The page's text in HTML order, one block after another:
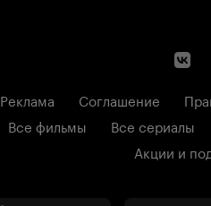
Реклама Соглашение
Все фильмы
Все сериалы
Акции и